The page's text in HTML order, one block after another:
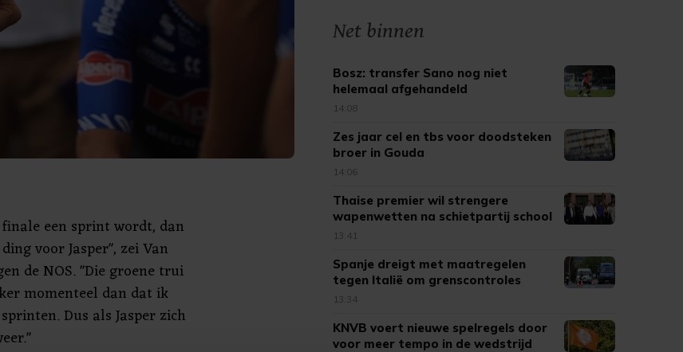
een sprint wordt, dan
voor Jasper", zei Van
de NOS. "Die groene trui
momenteel dan dat ik
Dus als Jasper zich
Net binnen
Bosz: transfer Sano nog niet
helemaal afgehandeld
14:08
Zes jaar cel en tbs voor doodsteken
broer in Gouda
14:06
Thaise premier wil strengere
wapenwetten na schietpartij school
13:41
Spanje dreigt met maatregelen
tegen Italië om grenscontroles
13:34
KNVB voert nieuwe spelregels door
voor meer tempo in de wedstrijd